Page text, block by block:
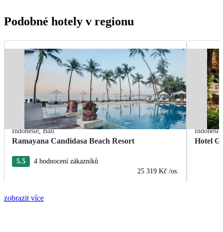
Podobné hotely v regionu
Indonésie,Bali
Ramayana Candidasa Beach Resort
5.5
4 hodnocení zákazníků
25 319 Kč /os.
Indonésie
Hotel
zobrazit více